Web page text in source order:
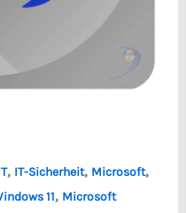
, IT-Sicherheit, Microsoft,
11, Microsoft